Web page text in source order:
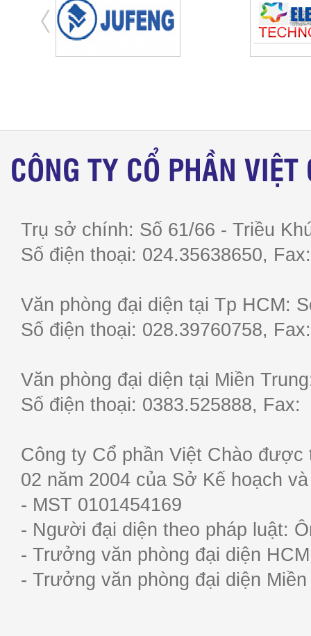
CÔNG TY CỔ PHẦN VIỆT
Trụ sở chính: Số 61/66 - Triều
Số điện thoại: 024.35638650,
Văn phòng đại diện tại Tp HCM:
Số điện thoại: 028.39760758,
Văn phòng đại diện tại Miền
Số điện thoại: 0383.525888,
Công ty Cổ phần Việt Chào được
02 năm 2004 của Sở Kế hoạch
- MST 0101454169
- Người đại diện theo pháp luật:
- Trưởng văn phòng đại diện
- Trưởng văn phòng đại diện